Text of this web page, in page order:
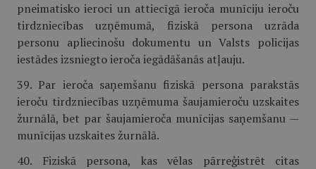
pneimatisko ieroci un attiecīgā ieroča munīciju ieroču
tirdzniecības uzņēmumā, fiziskā persona uzrāda
personu apliecinošu dokumentu un Valsts policijas
iestādes izsniegto ieroča iegādāšanās atļauju.
39. Par ieroča saņemšanu fiziskā persona parakstās
ieroču tirdzniecības uzņēmuma šaujamieroču uzskaites
žurnālā, bet par šaujamieroča munīcijas saņemšanu —
munīcijas uzskaites žurnālā.
40. Fiziskā persona, kas vēlas pārreģistrēt citas